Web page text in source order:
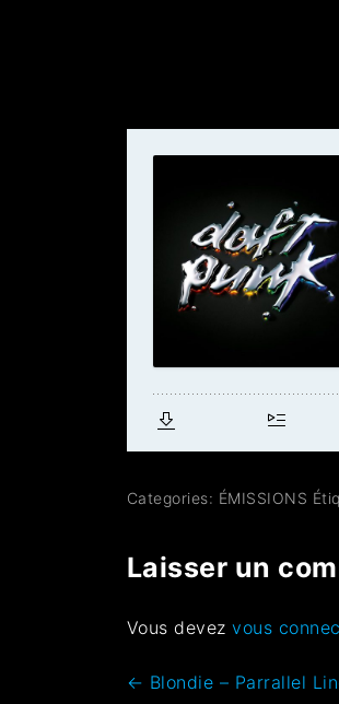
Categories: ÉMISSIONS
Laisser un
Vous devezvous
← Blondie – Parrallel